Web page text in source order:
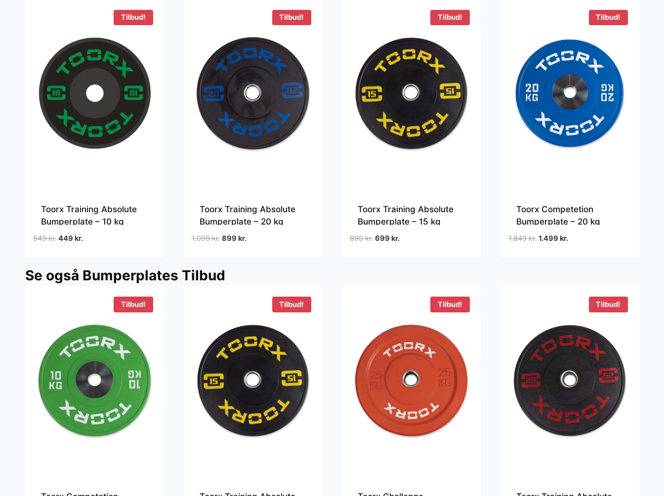
Tilbud!
Toorx Training Absolute
Bumperplate – 10 kg
549kr. Den
var:
549 kr..
449 kr.Den
er:
449 kr..
Tilbud!
Toorx Training Absolute
Bumperplate – 20 kg
1.099kr. Den
var:
899 kr.Den
Tilbud!
Toorx Training Absolute
Bumperplate – 15 kg
899kr. Den
699 kr.Den
Tilbud!
Toorx Competetion
Bumperplate – 20 kg
1.849kr. Den
1.499 kr.Den
Se også Bumperplates Tilbud
Tilbud! Tilbud! Tilbud! Tilbud!